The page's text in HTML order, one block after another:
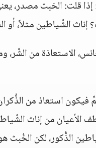
قلت: الخبث مصدر،
الشَّياطين مثلاً، أو
الاستعاذة من الشَّر،
فيكون استعاذ من
الأعيان من إناث
الذُّكور، لكن الخُبث